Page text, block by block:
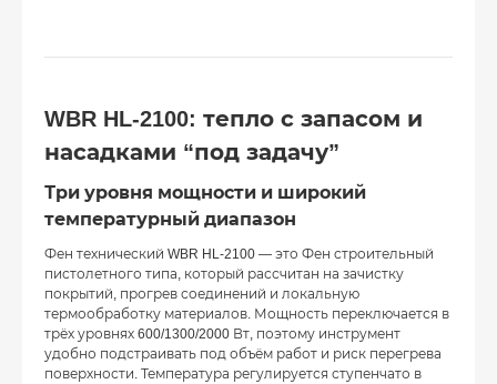
WBR HL-2100: тепло с запасом и
насадками “под задачу”
Три уровня мощности и широкий
температурный диапазон
Фен технический WBR HL-2100 — это Фен строительный
пистолетного типа, который рассчитан на зачистку
покрытий, прогрев соединений и локальную
термообработку материалов. Мощность переключается в
трёх уровнях 600/1300/2000 Вт, поэтому инструмент
удобно подстраивать под объём работ и риск перегрева
поверхности. Температура регулируется ступенчато в